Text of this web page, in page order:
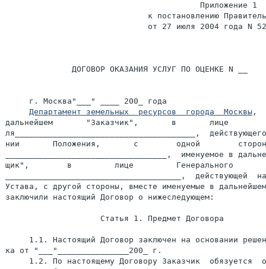
                                         Приложение 1
к постановлению
от 27 июля 2004 года N
              ДОГОВОР ОКАЗАНИЯ УСЛУГ ПО ОЦЕНКЕ N __
     г. Москва"___" ____ 200_ года
Департамент земельных  ресурсов  города  Москвы ,  именуемый в
дальнейшем       "Заказчик",       в       лице        руководите-
ля______________________________________,  действующего на основа-
нии       Положения,       с        одной        стороны,        и
__________________________________,  именуемое в дальнейшем "Оцен-
щик",        в         лице         Генерального         директора
_____________________________________,  действующей  на  основании
Устава, с другой стороны, вместе именуемые в дальнейшем "Стороны",
заключили настоящий Договор о нижеследующем:

                    Статья 1. Предмет Договора

     1.1. Настоящий Договор заключен на основании решения Заказчи-
ка от "___"_______________200_ г.
     1.2. По настоящему Договору Заказчик  обязуется  оплатить,  а
Оценщик  обязуется  по  заданию Заказчика оказать в соответствии с
техническим заданием (приложение 1 к Договору  оказания  услуг  по
оценке), являющимся неотъемлемой частью Договора , услуги по оцен-
ке рыночной стоимости объекта оценки,   указанного в п.1.3 настоя-
щего Договора.
     1.3. Сведения об объекте оценки:
     1.3.1. Вид объекта оценки: земельный участок, относимый в со-
ответствии  с гражданским законодательством Российской Федерации к
недвижимому имуществу (вещам).
     1.3.2. Место нахождения: ____________________________________
     1.3.3.  Кадастровый номер:___________________________________

               Статья 2. Права и обязанности Сторон

     2.1.  Оценщик обязуется:
     2.1.1. Соблюдать  при  осуществлении  оценочной  деятельности
требования  Федерального  закона "Об оценочной деятельности в Рос-
сийской Федерации",  а также принятых на  его  основе  нормативных